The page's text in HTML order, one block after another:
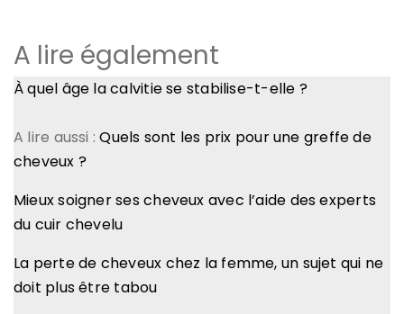
A lire également
À quel âge la calvitie se stabilise-t-elle ?
A lire aussi :Quels sont les prix pour une greffe de
cheveux ?
Mieux soigner ses cheveux avec l’aide des experts
du cuir chevelu
La perte de cheveux chez la femme, un sujet qui ne
doit plus être tabou